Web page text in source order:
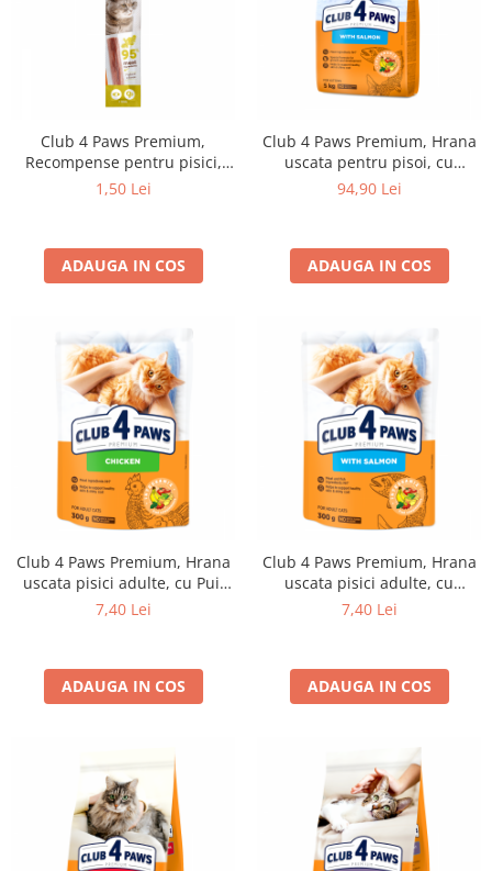
Club 4 Paws Premium,
Recompense pentru pisici,
stick cu iepure si curcan, 5g
1,50 Lei
ADAUGA IN COS
Club 4 Paws Premium, Hrana
uscata pentru pisoi, cu
somon, 5kg
94,90 Lei
ADAUGA IN COS
Club 4 Paws Premium, Hrana
uscata pisici adulte, cu Pui,
300g
7,40 Lei
ADAUGA IN COS
Club 4 Paws Premium, Hrana
uscata pisici adulte, cu
Somon, 300g
7,40 Lei
ADAUGA IN COS